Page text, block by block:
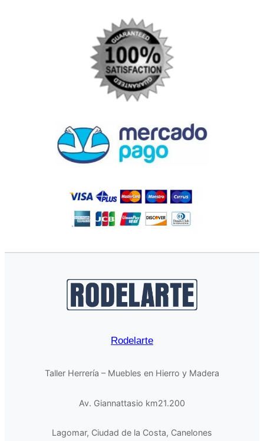
Rodelarte
Taller Herrería – Muebles en Hierro y Madera
Av. Giannattasio km21.200
Lagomar, Ciudad de la Costa, Canelones